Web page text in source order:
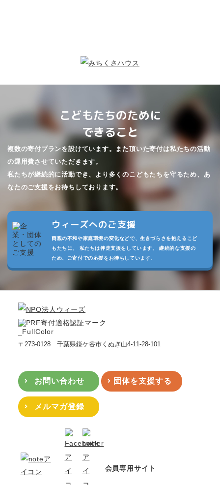
こどもたちのために
できること
複数の寄付プランを設けています。また頂いた寄付は私たちの活動
の運用費させていただきます。
私たちが継続的に活動でき、より多くのこどもたちを守るため、あ
なたのご支援をお待ちしております。
ウィーズへのご支援
両親の不和や家庭環境の変化などで、生きづらさを抱えるこど
もたちに、 私たちは伴走支援をしています。 継続的な支援の
ため、ご寄付での応援をお待ちしています。
〒273-0128 千葉県鎌ケ谷市くぬぎ山4-11-28-101
お問い合わせ 団体を支援する
メルマガ登録
会員専用サイト